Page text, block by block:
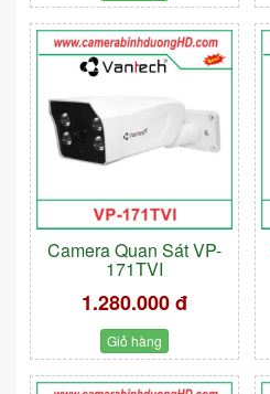
Camera Quan Sát VP-
171TVI
1.280.000 đ
Giỏ hàng